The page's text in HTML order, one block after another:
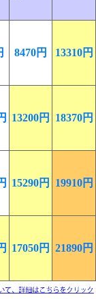
8470円 13310円
13200円 18370円
15290円 19910円
17050円 21890円